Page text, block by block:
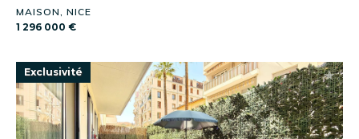
MAISON, NICE
1 296 000 €
Exclusivité